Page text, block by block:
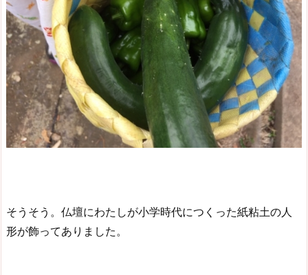
そうそう。仏壇にわたしが小学時代につくった紙粘土の人
形が飾ってありました。